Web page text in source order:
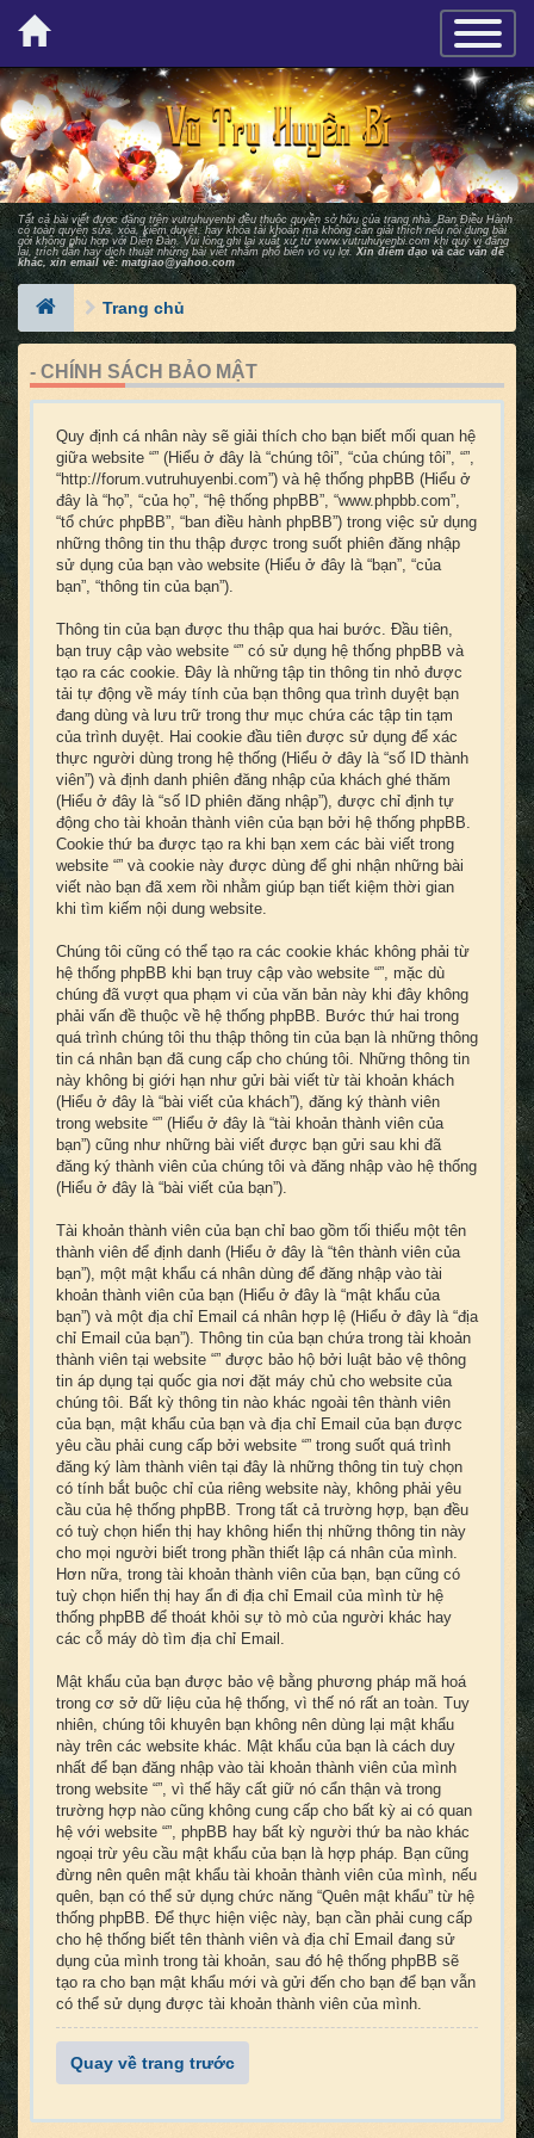
×
Tất cả bài viết được đăng trên vutruhuyenbi đều thuộc quyền sở hữu của trang nhà. Ban Ðiều Hành
có toàn quyền sửa, xóa, kiểm duyệt, hay khóa tài khoản mà không cần giải thích nếu nội dung bài
gởi không phù hợp với Diễn Ðàn. Vui lòng ghi lại xuất xứ từwww.vutruhuyenbi.comkhi quý vị đăng
lại, trích dẫn hay dịch thuật những bài viết nhằm phổ biến vô vụ lợi. Xin điểm đạo và các vấn đề
khác, xin email về: matgiao@yahoo.com
Trang chủ
- CHÍNH SÁCH BẢO MẬT
Quy định cá nhân này sẽ giải thích cho bạn biết mối quan hệ
giữa website “” (Hiểu ở đây là “chúng tôi”, “của chúng tôi”, “”,
“http://forum.vutruhuyenbi.com”) và hệ thống phpBB (Hiểu ở
đây là “họ”, “của họ”, “hệ thống phpBB”, “www.phpbb.com”,
“tổ chức phpBB”, “ban điều hành phpBB”) trong việc sử dụng
những thông tin thu thập được trong suốt phiên đăng nhập
sử dụng của bạn vào website (Hiểu ở đây là “bạn”, “của
bạn”, “thông tin của bạn”).
Thông tin của bạn được thu thập qua hai bước. Đầu tiên,
bạn truy cập vào website “” có sử dụng hệ thống phpBB và
tạo ra các cookie. Đây là những tập tin thông tin nhỏ được
tải tự động về máy tính của bạn thông qua trình duyệt bạn
đang dùng và lưu trữ trong thư mục chứa các tập tin tạm
của trình duyệt. Hai cookie đầu tiên được sử dụng để xác
thực người dùng trong hệ thống (Hiểu ở đây là “số ID thành
viên”) và định danh phiên đăng nhập của khách ghé thăm
(Hiểu ở đây là “số ID phiên đăng nhập”), được chỉ định tự
động cho tài khoản thành viên của bạn bởi hệ thống phpBB.
Cookie thứ ba được tạo ra khi bạn xem các bài viết trong
website “” và cookie này được dùng để ghi nhận những bài
viết nào bạn đã xem rồi nhằm giúp bạn tiết kiệm thời gian
khi tìm kiếm nội dung website.
Chúng tôi cũng có thể tạo ra các cookie khác không phải từ
hệ thống phpBB khi bạn truy cập vào website “”, mặc dù
chúng đã vượt qua phạm vi của văn bản này khi đây không
phải vấn đề thuộc về hệ thống phpBB. Bước thứ hai trong
quá trình chúng tôi thu thập thông tin của bạn là những thông
tin cá nhân bạn đã cung cấp cho chúng tôi. Những thông tin
này không bị giới hạn như gửi bài viết từ tài khoản khách
(Hiểu ở đây là “bài viết của khách”), đăng ký thành viên
trong website “” (Hiểu ở đây là “tài khoản thành viên của
bạn”) cũng như những bài viết được bạn gửi sau khi đã
đăng ký thành viên của chúng tôi và đăng nhập vào hệ thống
(Hiểu ở đây là “bài viết của bạn”).
Tài khoản thành viên của bạn chỉ bao gồm tối thiểu một tên
thành viên để định danh (Hiểu ở đây là “tên thành viên của
bạn”), một mật khẩu cá nhân dùng để đăng nhập vào tài
khoản thành viên của bạn (Hiểu ở đây là “mật khẩu của
bạn”) và một địa chỉ Email cá nhân hợp lệ (Hiểu ở đây là “địa
chỉ Email của bạn”). Thông tin của bạn chứa trong tài khoản
thành viên tại website “” được bảo hộ bởi luật bảo vệ thông
tin áp dụng tại quốc gia nơi đặt máy chủ cho website của
chúng tôi. Bất kỳ thông tin nào khác ngoài tên thành viên
của bạn, mật khẩu của bạn và địa chỉ Email của bạn được
yêu cầu phải cung cấp bởi website “” trong suốt quá trình
đăng ký làm thành viên tại đây là những thông tin tuỳ chọn
có tính bắt buộc chỉ của riêng website này, không phải yêu
cầu của hệ thống phpBB. Trong tất cả trường hợp, bạn đều
có tuỳ chọn hiển thị hay không hiển thị những thông tin này
cho mọi người biết trong phần thiết lập cá nhân của mình.
Hơn nữa, trong tài khoản thành viên của bạn, bạn cũng có
tuỳ chọn hiển thị hay ẩn đi địa chỉ Email của mình từ hệ
thống phpBB để thoát khỏi sự tò mò của người khác hay
các cỗ máy dò tìm địa chỉ Email.
Mật khẩu của bạn được bảo vệ bằng phương pháp mã hoá
trong cơ sở dữ liệu của hệ thống, vì thế nó rất an toàn. Tuy
nhiên, chúng tôi khuyên bạn không nên dùng lại mật khẩu
này trên các website khác. Mật khẩu của bạn là cách duy
nhất để bạn đăng nhập vào tài khoản thành viên của mình
trong website “”, vì thế hãy cất giữ nó cẩn thận và trong
trường hợp nào cũng không cung cấp cho bất kỳ ai có quan
hệ với website “”, phpBB hay bất kỳ người thứ ba nào khác
ngoại trừ yêu cầu mật khẩu của bạn là hợp pháp. Bạn cũng
đừng nên quên mật khẩu tài khoản thành viên của mình, nếu
quên, bạn có thể sử dụng chức năng “Quên mật khẩu” từ hệ
thống phpBB. Để thực hiện việc này, bạn cần phải cung cấp
cho hệ thống biết tên thành viên và địa chỉ Email đang sử
dụng của mình trong tài khoản, sau đó hệ thống phpBB sẽ
tạo ra cho bạn mật khẩu mới và gửi đến cho bạn để bạn vẫn
có thể sử dụng được tài khoản thành viên của mình.
Quay về trang trước